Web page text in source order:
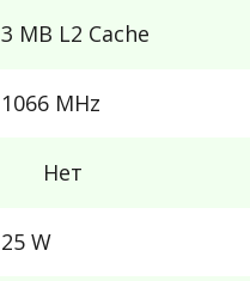
3 MB L2 Cache
1066 MHz
Нет
25 W